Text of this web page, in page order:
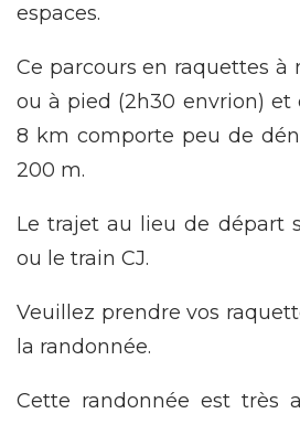
espaces.
Ce parcours en raquettes à
ou à pied (2h30 envrion) et
8 km comporte peu de
200 m.
Le trajet au lieu de départ
ou le train CJ.
Veuillez prendre vos
la randonnée.
Cette randonnée est très